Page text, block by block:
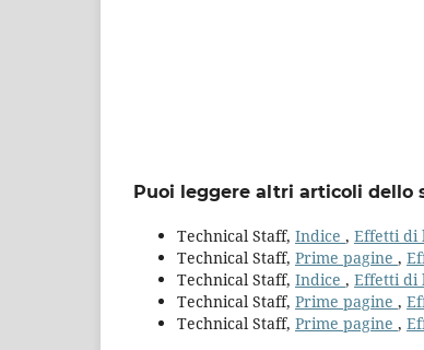
Puoi leggere altri articoli dello
Technical Staff, Indice , Effetti di
Technical Staff, Prime pagine ,
Technical Staff, Indice , Effetti di
Technical Staff, Prime pagine ,
Technical Staff, Prime pagine ,